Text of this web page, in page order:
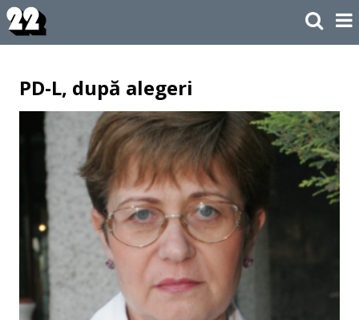
PD-L, după alegeri